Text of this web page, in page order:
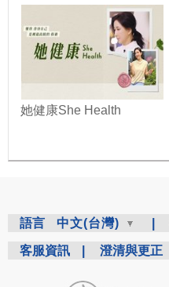
她健康She Health
語言 中文(台灣)
客服資訊 澄清與更正